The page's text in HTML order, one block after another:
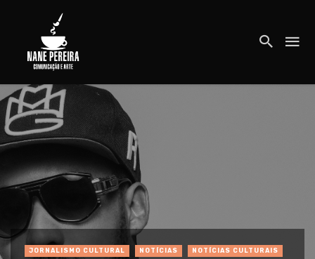
JORNALISMO CULTURAL NOTÍCIAS NOTÍCIAS CULTURAIS